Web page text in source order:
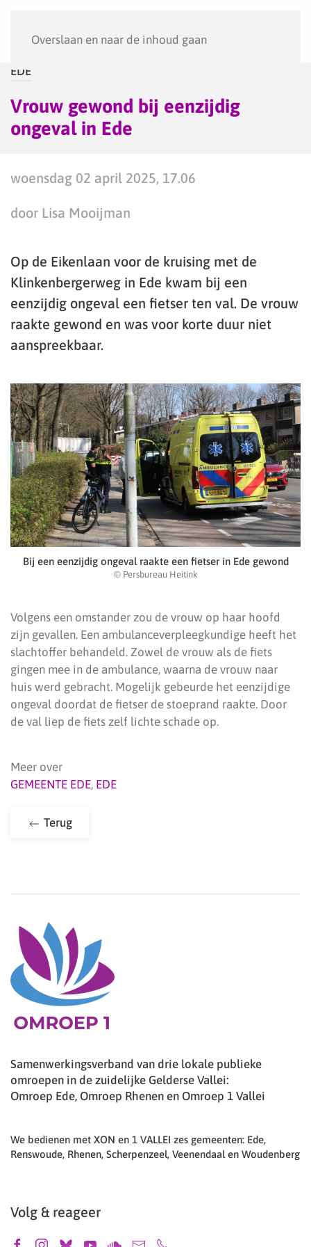
Overslaan en naar de inhoud gaan
EDE
Vrouw gewond bij eenzijdig
ongeval in Ede
woensdag 02 april 2025, 17.06
door Lisa Mooijman
Op de Eikenlaan voor de kruising met de
Klinkenbergerweg in Ede kwam bij een
eenzijdig ongeval een fietser ten val. De vrouw
raakte gewond en was voor korte duur niet
aanspreekbaar.
Bij een eenzijdig ongeval raakte een fietser in Ede gewond
© Persbureau Heitink
Volgens een omstander zou de vrouw op haar hoofd
zijn gevallen. Een ambulanceverpleegkundige heeft het
slachtoffer behandeld. Zowel de vrouw als de fiets
gingen mee in de ambulance, waarna de vrouw naar
huis werd gebracht. Mogelijk gebeurde het eenzijdige
ongeval doordat de fietser de stoeprand raakte. Door
de val liep de fiets zelf lichte schade op.
Meer over
GEMEENTE EDE, EDE
Terug
Samenwerkingsverband van drie lokale publieke
omroepen in de zuidelijke Gelderse Vallei:
Omroep Ede, Omroep Rhenen en Omroep 1 Vallei
We bedienen met XON en 1 VALLEI zes gemeenten: Ede,
Renswoude, Rhenen, Scherpenzeel, Veenendaal en Woudenberg
Volg & reageer